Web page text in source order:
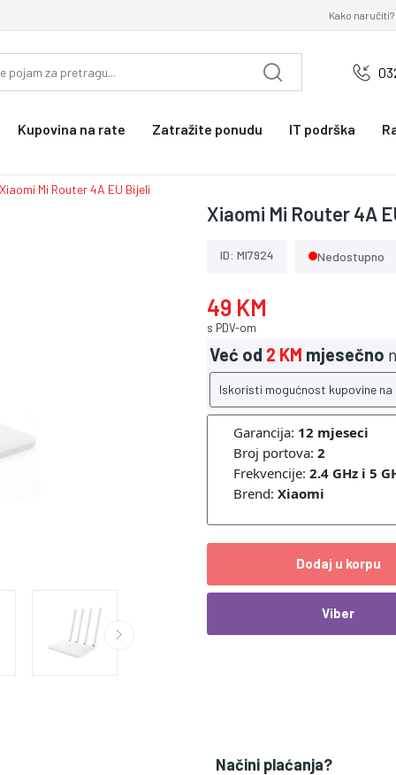
Kako naručiti?
Kupovina na rate Zatražite ponudu IT podrška
Xiaomi Mi Router 4A EU Bijeli
Xiaomi Mi Router 4A
ID: MI7924 Nedostupno
49 KM
s PDV-om
Već od 2 KM mjesečno
Iskoristi mogućnost kupovine
Garancija: 12 mjeseci
Broj portova: 2
Frekvencije: 2.4 GHz i 5
Brend: Xiaomi
Dodaj u korpu
Viber
Načini plaćanja?